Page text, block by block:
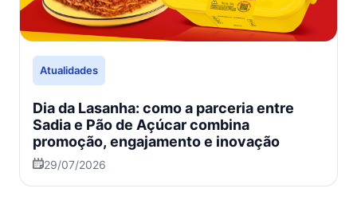
Atualidades
Dia da Lasanha: como a parceria entre
Sadia e Pão de Açúcar combina
promoção, engajamento e inovação
29/07/2026